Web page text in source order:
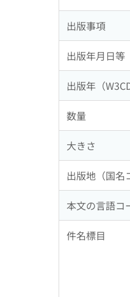
出版事項
出版年月日等
出版年（
数量
大きさ
出版地（国名
本文の言語コ
件名標目